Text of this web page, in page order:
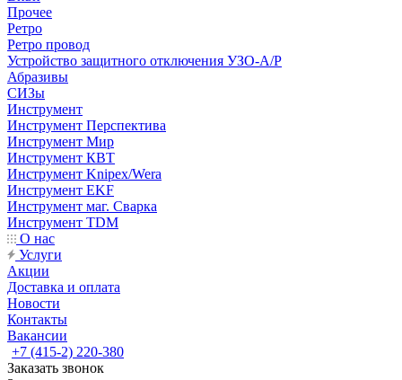
Прочее
Ретро
Ретро провод
Устройство защитного отключения УЗО-А/Р
Абразивы
СИЗы
Инструмент
Инструмент Перспектива
Инструмент Мир
Инструмент КВТ
Инструмент Knipex/Wera
Инструмент EKF
Инструмент маг. Сварка
Инструмент TDM
О нас
Услуги
Акции
Доставка и оплата
Новости
Контакты
Вакансии
+7 (415-2) 220-380
Заказать звонок